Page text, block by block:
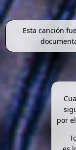
Esta canción
por